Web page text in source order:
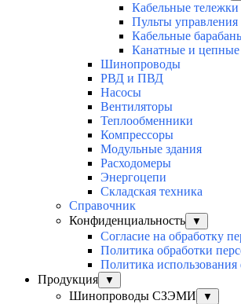
Кабельные тележки
Пульты управления
Кабельные
Канатные и цепные
Шинопроводы
РВД и ПВД
Насосы
Вентиляторы
Теплообменники
Компрессоры
Модульные здания
Расходомеры
Энергоцепи
Складская техника
Справочник
Конфиденциальность
▼
Согласие на обработку
Политика обработки
Политика
Продукция
▼
Шинопроводы СЗЭМИ ▼